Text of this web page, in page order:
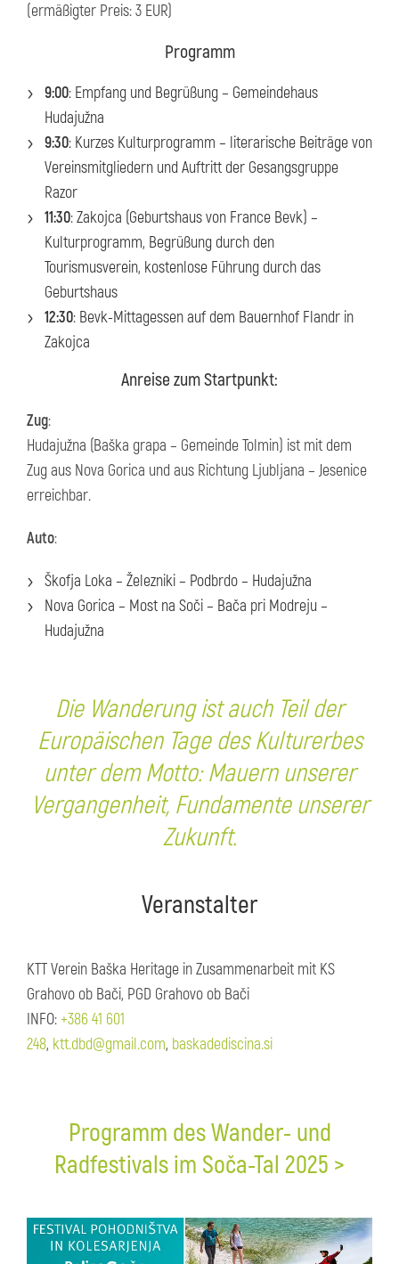
(ermäßigter Preis: 3 EUR)
Programm
9:00: Empfang und Begrüßung – Gemeindehaus
Hudajužna
9:30: Kurzes Kulturprogramm – literarische Beiträge von
Vereinsmitgliedern und Auftritt der Gesangsgruppe
Razor
11:30: Zakojca (Geburtshaus von France Bevk) –
Kulturprogramm, Begrüßung durch den
Tourismusverein, kostenlose Führung durch das
Geburtshaus
12:30: Bevk-Mittagessen auf dem Bauernhof Flandr in
Zakojca
Anreise zum Startpunkt:
Zug:
Hudajužna (Baška grapa – Gemeinde Tolmin) ist mit dem
Zug aus Nova Gorica und aus Richtung Ljubljana – Jesenice
erreichbar.
Auto:
Škofja Loka – Železniki – Podbrdo – Hudajužna
Nova Gorica – Most na Soči – Bača pri Modreju –
Hudajužna
Die Wanderung ist auch Teil der
Europäischen Tage des Kulturerbes
unter dem Motto:Mauern unserer
Vergangenheit, Fundamente unserer
Zukunft.
Veranstalter
KTT Verein Baška Heritage in Zusammenarbeit mit KS
Grahovo ob Bači, PGD Grahovo ob Bači
INFO:+386 41 601
248, ktt.dbd@gmail.com, baskadediscina.si
Programm des Wander- und
Radfestivals im Soča-Tal 2025 >